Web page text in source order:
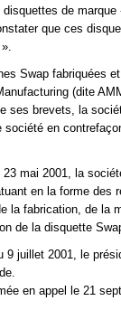
de
que ces
Swap fabriquées
(dite
ses brevets, la
en
23 mai 2001, la
en la forme des
la fabrication, de la
de la disquette
9 juillet 2001, le
en appel le 21